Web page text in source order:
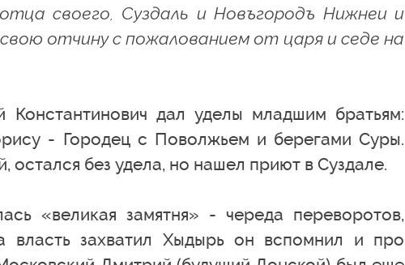
своего, Суздаль и Новъгородъ Нижнеи и
отчину с пожалованием от царя и седе на
Константинович дал уделы младшим братьям:
- Городец с Поволжьем и берегами Суры.
без удела, но нашел приют в Суздале.
«великая замятня» - череда переворотов,
власть захватил Хыдырь он вспомнил и про